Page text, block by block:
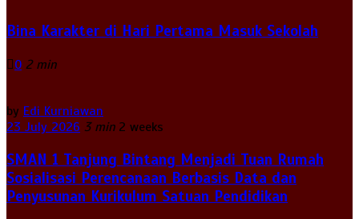
Bina Karakter di Hari Pertama Masuk Sekolah
0 2 min
by Edi Kurniawan
23 July 2026 3 min 2 weeks
SMAN 1 Tanjung Bintang Menjadi Tuan Rumah
Sosialisasi Perencanaan Berbasis Data dan
Penyusunan Kurikulum Satuan Pendidikan